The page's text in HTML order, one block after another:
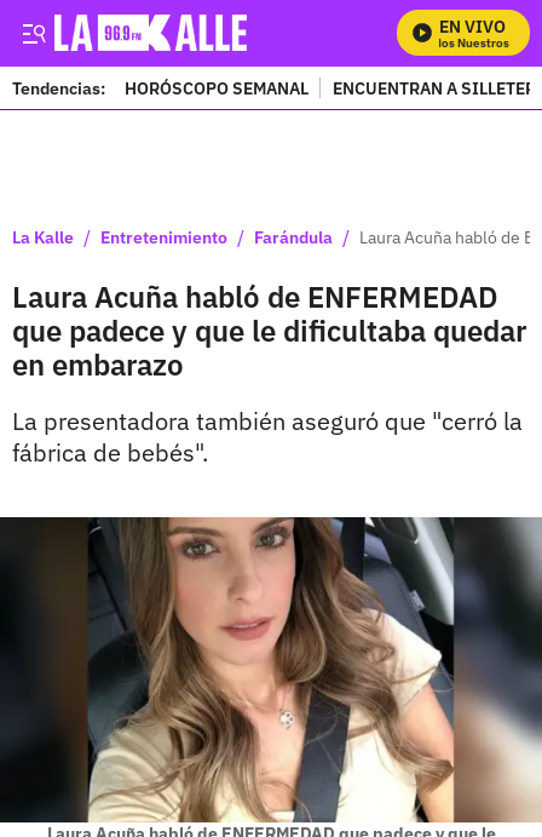
EN VIVO
Mira Todos Nuestros
Tendencias: HORÓSCOPO SEMANAL ENCUENTRAN A
La Kalle / Entretenimiento / Farándula / Laura Acuña habló de
Laura Acuña habló de ENFERMEDAD
que padece y que le dificultaba quedar
en embarazo
La presentadora también aseguró que "cerró la
fábrica de bebés".